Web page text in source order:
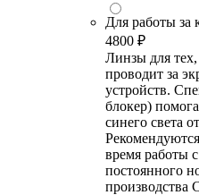
Для работы за
4800 ₽
Линзы для
проводит за
устройств.
блокер)
синего света
время работы
постоянного
производства